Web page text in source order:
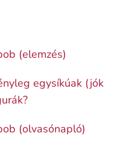
(elemzés)
egysíkúak (jók
(olvasónapló)